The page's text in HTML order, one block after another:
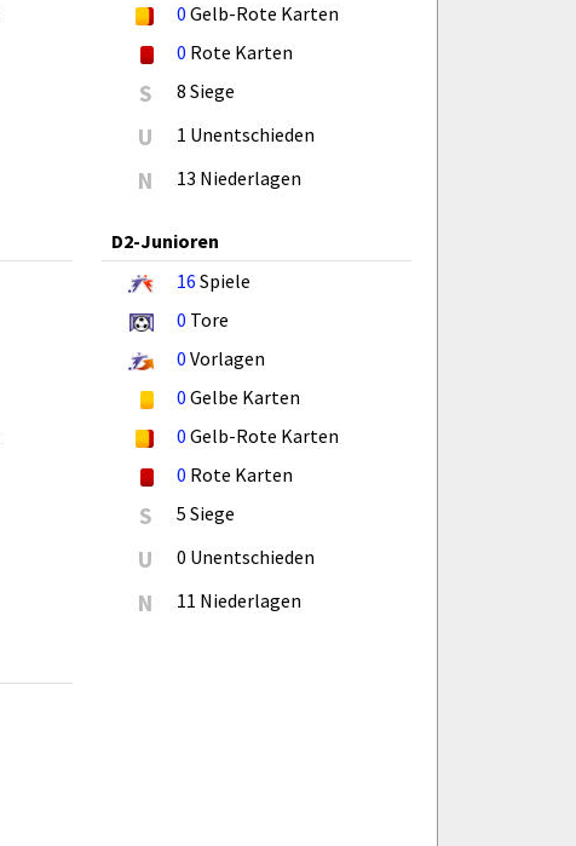
0 Gelb-Rote Karten
0 Rote Karten
S 8 Siege
U 1 Unentschieden
N 13 Niederlagen
D2-Junioren
16 Spiele
0 Tore
0 Vorlagen
0 Gelbe Karten
0 Gelb-Rote Karten
0 Rote Karten
S 5 Siege
U 0 Unentschieden
N 11 Niederlagen